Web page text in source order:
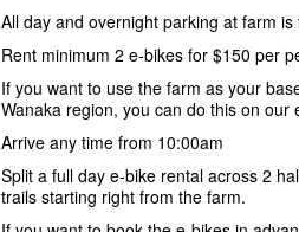
All day and overnight parking at farm
Rent minimum 2 e-bikes for $150 per
If you want to use the farm as your
Wanaka region, you can do this on
Arrive any time from 10:00am
Split a full day e-bike rental across 2
trails starting right from the farm.